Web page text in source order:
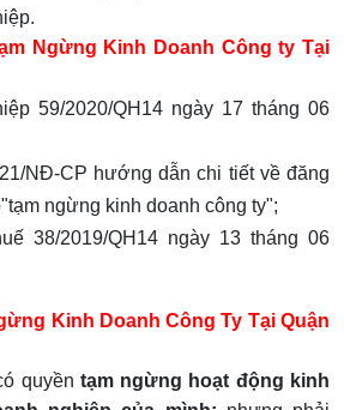
Ngừng Kinh Doanh Công ty Tại
59/2020/QH14 ngày 17 tháng 06
NĐ-CP hướng dẫn chi tiết về đăng
ngừng kinh doanh công ty";
38/2019/QH14 ngày 13 tháng 06
Kinh Doanh Công Ty Tại Quận
quyền tạm ngừng hoạt động kinh